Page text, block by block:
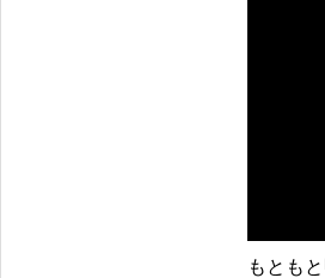
もとも